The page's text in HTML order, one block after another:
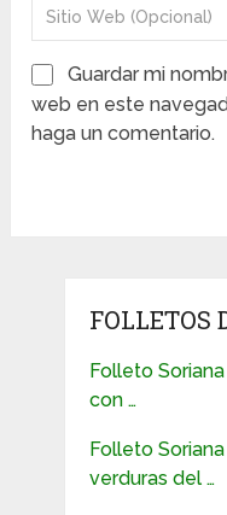
Guardar mi
web en este
haga un comentario.
FOLLETOS
Folleto
con …
Folleto
verduras del …